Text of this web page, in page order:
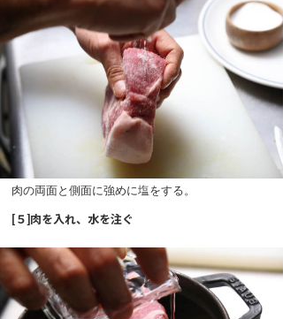
肉の両面と側面に強めに塩をする。
[５]肉を入れ、水を注ぐ